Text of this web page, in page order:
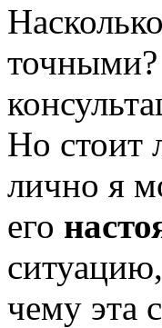
Но стоит
лично я
его
чему эта